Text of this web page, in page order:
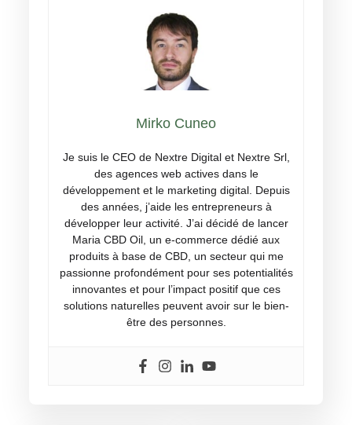
Mirko Cuneo
Je suis le CEO de Nextre Digital et Nextre Srl,
des agences web actives dans le
développement et le marketing digital. Depuis
des années, j’aide les entrepreneurs à
développer leur activité. J’ai décidé de lancer
Maria CBD Oil, un e-commerce dédié aux
produits à base de CBD, un secteur qui me
passionne profondément pour ses potentialités
innovantes et pour l’impact positif que ces
solutions naturelles peuvent avoir sur le bien-
être des personnes.